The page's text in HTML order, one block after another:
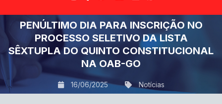
PENÚLTIMO DIA PARA INSCRIÇÃO NO
PROCESSO SELETIVO DA LISTA
SÊXTUPLA DO QUINTO CONSTITUCIONAL
NA OAB-GO
16/06/2025 Notícias